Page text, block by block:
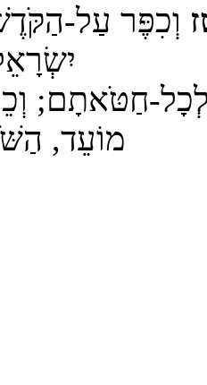
וְכִפֶּר עַל-
חַטֹּאתָם;
מוֹעֵד,